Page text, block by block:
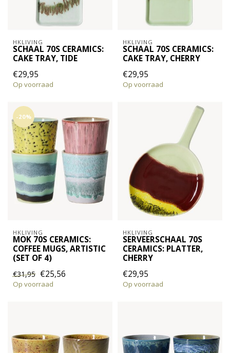
HKLIVING
SCHAAL 70S CERAMICS:
CAKE TRAY, TIDE
€29,95
Op voorraad
HKLIVING
SCHAAL 70S CERAMICS:
CAKE TRAY, CHERRY
€29,95
Op voorraad
-20%
HKLIVING
MOK 70S CERAMICS:
COFFEE MUGS, ARTISTIC
(SET OF 4)
€31,95 €25,56
Op voorraad
HKLIVING
SERVEERSCHAAL 70S
CERAMICS: PLATTER,
CHERRY
€29,95
Op voorraad